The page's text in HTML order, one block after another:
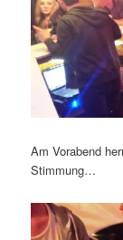
Am Vorabend
Stimmung…